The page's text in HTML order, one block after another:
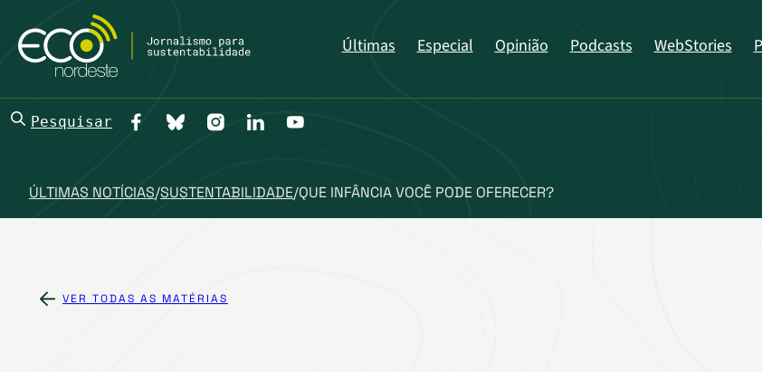
Últimas Especial Opinião Podcasts WebStories
Pesquisar
ÚLTIMAS NOTÍCIAS/SUSTENTABILIDADE/QUE INFÂNCIA VOCÊ PODE OFERECER?
VER TODAS AS MATÉRIAS